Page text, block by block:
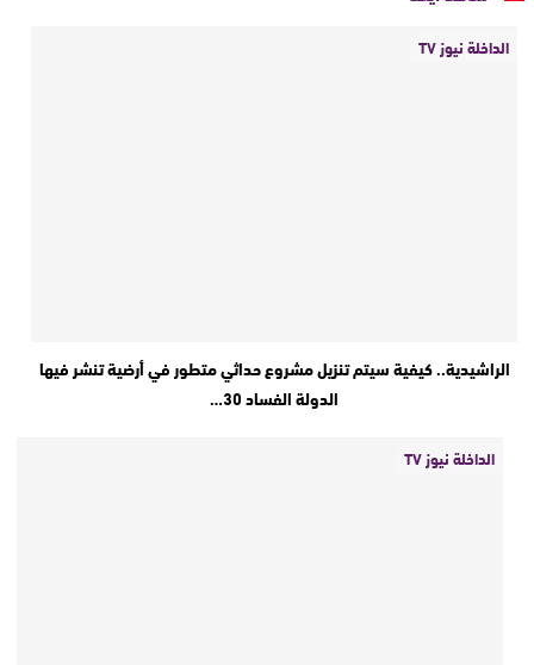
الداخلة نيوز TV
الراشيدية.. كيفية سيتم تنزيل مشروع حداثي متطور في أرضية تنشر فيها
الدولة الفساد 30…
الداخلة نيوز TV